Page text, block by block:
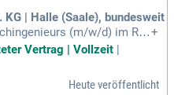
KG | Halle (Saale), bundesweit
(m/w/d) im Ro
wir versierte Fachkrä
schweißtechnische Lei
von Dokumentationen
+
Vertrag | Vollzeit |
Heute veröffentlicht